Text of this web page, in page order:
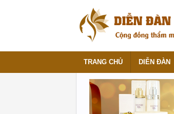
TRANG CHỦ DIỄN ĐÀN